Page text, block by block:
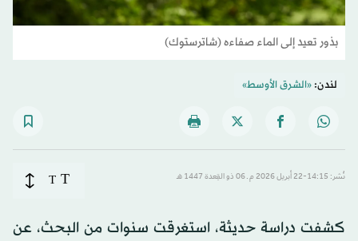
بذور تعيد إلى الماء صفاءه (شاترستوك)
لندن:«الشرق الأوسط»
نُشر: 14:15-22 أبريل 2026 م ـ 06 ذو القِعدة 1447 هـ T
T
كشفت دراسة حديثة، استغرقت سنوات من البحث، عن